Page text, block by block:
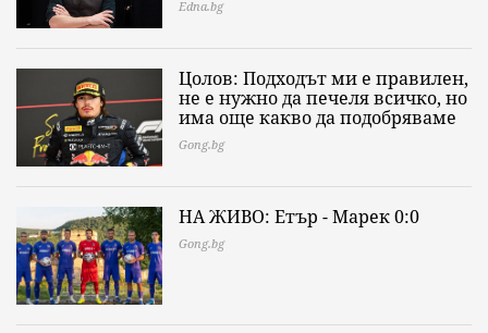
Edna.bg
Цолов: Подходът ми е правилен,
не е нужно да печеля всичко, но
има още какво да подобряваме
Gong.bg
НА ЖИВО: Етър - Марек 0:0
Gong.bg